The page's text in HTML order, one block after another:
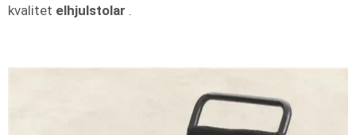
kvalitet elhjulstolar .